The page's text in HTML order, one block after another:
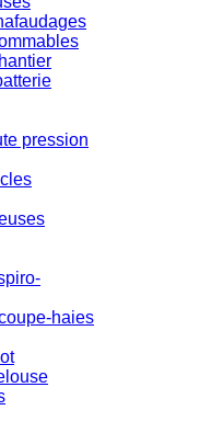
& aspiro-broyeurs
haies et coupe-haies
Timbersport &
Viking et Serie
Articles à
!
pression
haies